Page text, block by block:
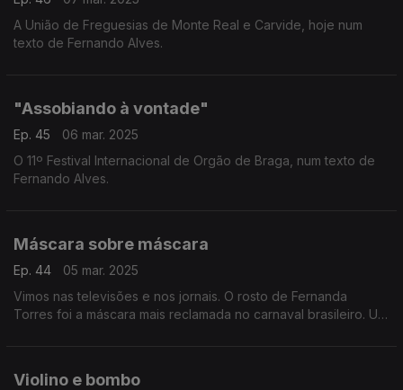
A União de Freguesias de Monte Real e Carvide, hoje num
texto de Fernando Alves.
"Assobiando à vontade"
Ep. 45
06 mar. 2025
O 11º Festival Internacional de Orgão de Braga, num texto de
Fernando Alves.
Máscara sobre máscara
Ep. 44
05 mar. 2025
Vimos nas televisões e nos jornais. O rosto de Fernanda
Torres foi a máscara mais reclamada no carnaval brasileiro. Um
Violino e bombo